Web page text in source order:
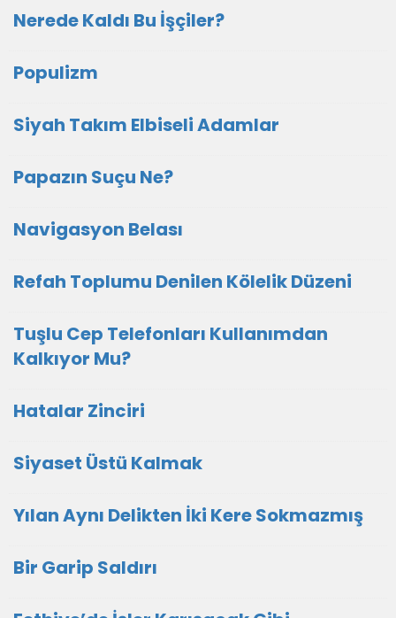
Nerede Kaldı Bu İşçiler?
Populizm
Siyah Takım Elbiseli Adamlar
Papazın Suçu Ne?
Navigasyon Belası
Refah Toplumu Denilen Kölelik Düzeni
Tuşlu Cep Telefonları Kullanımdan
Kalkıyor Mu?
Hatalar Zinciri
Siyaset Üstü Kalmak
Yılan Aynı Delikten İki Kere Sokmazmış
Bir Garip Saldırı